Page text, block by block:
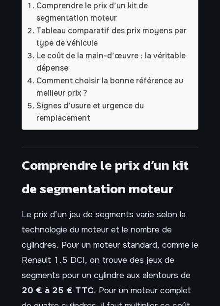
Comprendre le prix d’un kit de
segmentation moteur
Tableau comparatif des prix moyens par
type de véhicule
Le coût de la main-d’œuvre : la véritable
dépense
Comment choisir la bonne référence au
meilleur prix ?
Signes d’usure et urgence du
remplacement
Comprendre le prix d’un kit
de segmentation moteur
Le prix d’un jeu de segments varie selon la
technologie du moteur et le nombre de
cylindres. Pour un moteur standard, comme le
Renault 1.5 DCI, on trouve des jeux de
segments pour un cylindre aux alentours de
20 € à 25 € TTC. Pour un moteur complet